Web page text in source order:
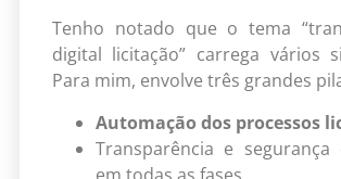
Tenho notado que o tema
digital licitação” carrega vários
Para mim, envolve três grandes
Automação dos processos
Transparência e segurança